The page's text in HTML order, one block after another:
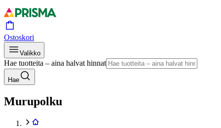
Ostoskori
Valikko
Hae tuotteita – aina halvat hinnat
Hae
Murupolku